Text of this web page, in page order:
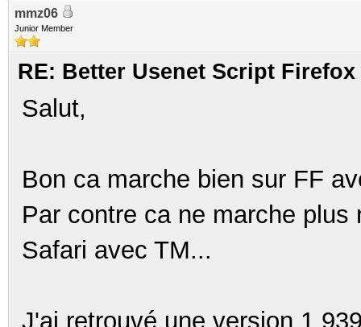
mmz06
Junior Member
RE: Better Usenet Script
Salut,
Bon ca marche bien sur FF
Par contre ca ne marche
Safari avec TM...
J'ai retrouvé une version